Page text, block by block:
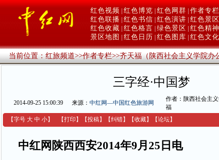
红色视频 红色博览 红色网群 作者专栏
红色联播 红色书信 红色演讲 红色景区
红色收藏 红色格言 绿色景区
红色精神
景区地图
红色日历 红色图库 红色文化
当前位置：红旅频道>>作者专栏>>齐天福（陕西社会主义学院办
三字经·中国梦
2014-09-25 15:00:39 来源： 中红网—中国红色旅游网
作者：陕西社会主
福
【字号 大 中 小】 【打印 】 【投稿】 【纠错】 【收藏】 【论坛】
中红网陕西西安2014年9月25日电